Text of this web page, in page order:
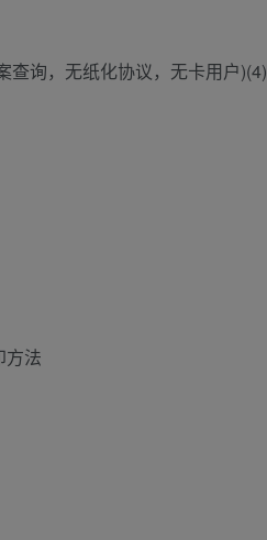
查询，无纸化协议，无卡用户)(4)
方法